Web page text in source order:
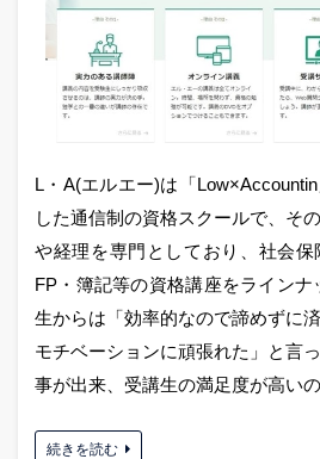
L・A(エルエー)は「
した通信制の資格スクールで、そ
や経理を専門としており、社会保
FP・簿記等の資格講座をライン
生からは「効率的なので諦めずに
モチベーションに頑張れた」と言
事が出来、受講生の満足度が高い
続きを読む